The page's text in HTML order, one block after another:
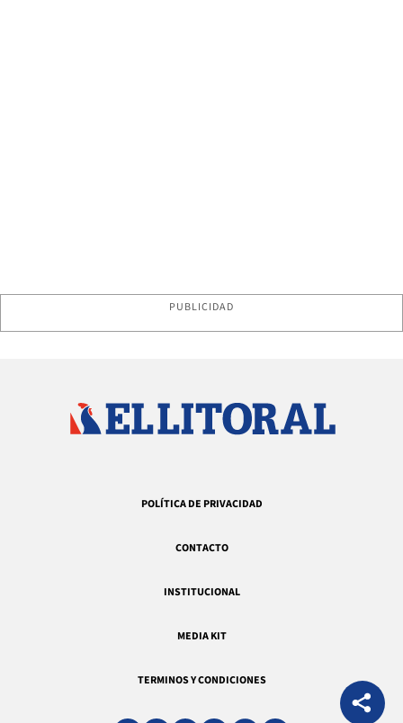
PUBLICIDAD
POLÍTICA DE PRIVACIDAD
CONTACTO
INSTITUCIONAL
MEDIA KIT
TERMINOS Y CONDICIONES